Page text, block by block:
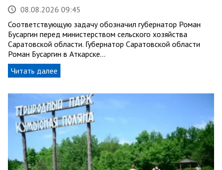
08.08.2026 09:45
Соответствующую задачу обозначил губернатор Роман
Бусаргин перед министерством сельского хозяйства
Саратовской области. Губернатор Саратовской области
Роман Бусаргин в Аткарске…
Читать далее